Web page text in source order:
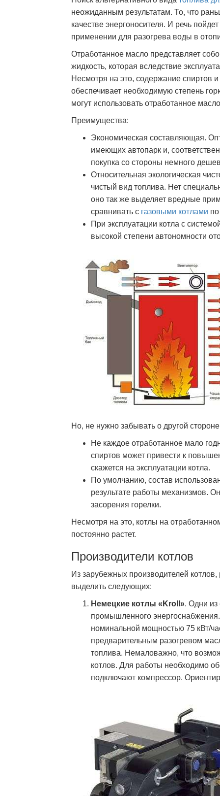
неожиданным результатам. То, что
качестве энергоносителя. И речь
применении для разогрева воды в
Отработанное масло представляет
жидкость, которая вследствие
Несмотря на это, содержание спиртов
обеспечивает необходимую степень
могут использовать отработанное
Преимущества:
Экономическая составляющая.
имеющих автопарк и,
покупка со стороны немного
Относительная экологическая
чистый вид топлива. Нет
оно так же выделяет вредные
сравнивать с газовыми котлами
При эксплуатации котла с
высокой степени автономности
Но, не нужно забывать о другой
Не каждое отработанное мало
спиртов может привести к
скажется на эксплуатации котла.
По умолчанию, состав
результате работы механизмов.
засорения горелки.
Несмотря на это, котлы на
постоянно растет.
Производители котлов
Из зарубежных производителей
выделить следующих:
Немецкие котлы «Kroll». Одни
промышленного
номинальной мощностью 75 кВт/
предварительным разогревом
топлива. Немаловажно, что
котлов. Для работы необходимо
подключают компрессор.